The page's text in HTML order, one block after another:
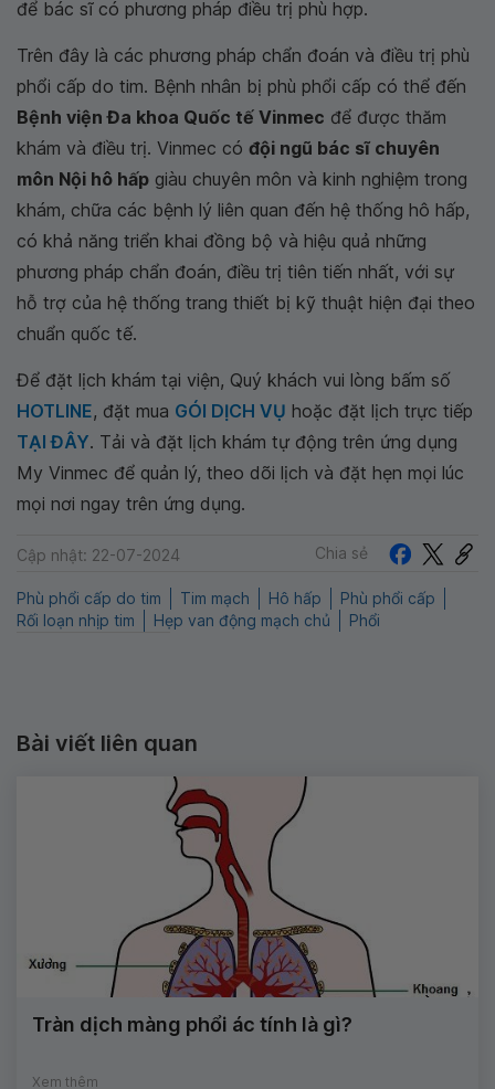
để bác sĩ có phương pháp điều trị phù hợp.
Trên đây là các phương pháp chẩn đoán và điều trị phù
phổi cấp do tim. Bệnh nhân bị phù phổi cấp có thể đến
Bệnh viện Đa khoa Quốc tế Vinmec để được thăm
khám và điều trị. Vinmec có đội ngũ bác sĩ chuyên
môn Nội hô hấp giàu chuyên môn và kinh nghiệm trong
khám, chữa các bệnh lý liên quan đến hệ thống hô hấp,
có khả năng triển khai đồng bộ và hiệu quả những
phương pháp chẩn đoán, điều trị tiên tiến nhất, với sự
hỗ trợ của hệ thống trang thiết bị kỹ thuật hiện đại theo
chuẩn quốc tế.
Để đặt lịch khám tại viện, Quý khách vui lòng bấm số
HOTLINE, đặt mua GÓI DỊCH VỤ hoặc đặt lịch trực tiếp
TẠI ĐÂY. Tải và đặt lịch khám tự động trên ứng dụng
My Vinmec để quản lý, theo dõi lịch và đặt hẹn mọi lúc
mọi nơi ngay trên ứng dụng.
Cập nhật: 22-07-2024 Chia sẻ
Phù phổi cấp do tim Tim mạch Hô hấp
Phù phổi cấp
Rối loạn nhịp tim
Hẹp van động mạch chủ Phổi
Bài viết liên quan
Tràn dịch màng phổi ác tính là gì?
Xem thêm